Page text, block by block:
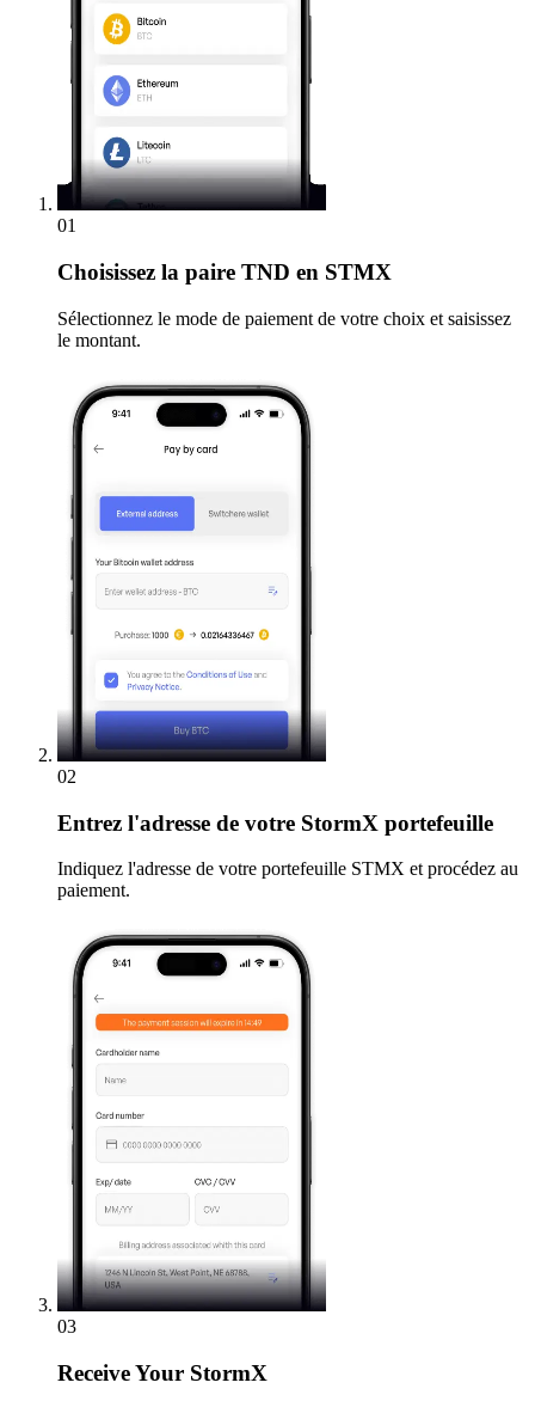
01
Choisissez la paire TND en STMX
Sélectionnez le mode de paiement de votre choix et saisissez
le montant.
02
Entrez l'adresse de votre StormX portefeuille
Indiquez l'adresse de votre portefeuille STMX et procédez au
paiement.
03
ReceiveYour StormX